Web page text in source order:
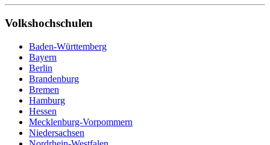
Volkshochschulen
Baden-Württemberg
Bayern
Berlin
Brandenburg
Bremen
Hamburg
Hessen
Mecklenburg-Vorpommern
Niedersachsen